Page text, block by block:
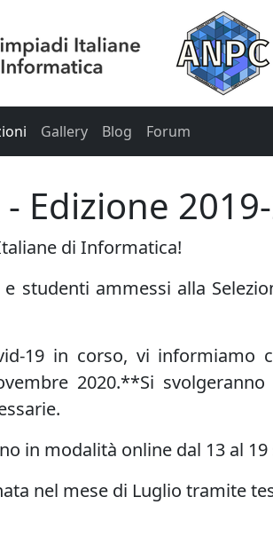
Gallery Blog Forum
Edizione
di Informatica!
studenti ammessi alla
19 in corso, vi informiamo
2020.**Si svolgeranno
in modalità online dal 13 al
nel mese di Luglio tramite